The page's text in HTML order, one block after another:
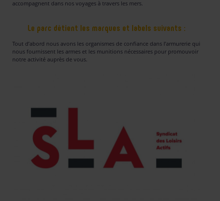
accompagnent dans nos voyages à travers les mers.
Le parc détient les marques et labels suivants :
Tout d’abord nous avons les organismes de confiance dans l’armurerie qui
nous fournissent les armes et les munitions nécessaires pour promouvoir
notre activité auprès de vous.